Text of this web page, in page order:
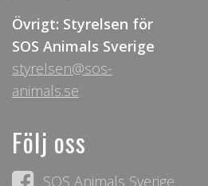
Övrigt: Styrelsen för
SOS Animals Sverige
styrelsen@sos-
animals.se
Följ oss
SOS Animals Sverige